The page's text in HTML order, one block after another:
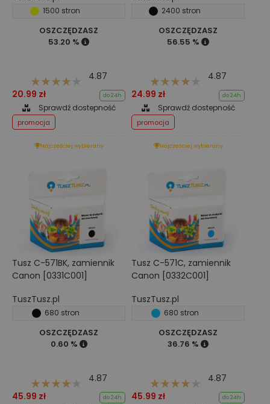
1500 stron
OSZCZĘDZASZ
53.20 %
4.87
20.99 zł
do 24h
Sprawdź dostepność
promocja
2400 stron
OSZCZĘDZASZ
56.55 %
4.87
24.99 zł
do 24h
Sprawdź dostepność
promocja
Najczęściej wybierany
Tusz C-571BK, zamiennik
Canon [0331C001]
TuszTusz.pl
680 stron
OSZCZĘDZASZ
0.60 %
4.87
45.99 zł
do 24h
Najczęściej wybierany
Tusz C-571C, zamiennik
Canon [0332C001]
TuszTusz.pl
680 stron
OSZCZĘDZASZ
36.76 %
4.87
45.99 zł
do 24h